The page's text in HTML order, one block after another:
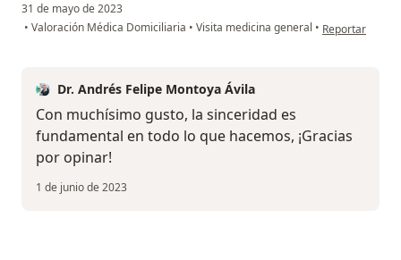
31 de mayo de 2023
• Valoración Médica Domiciliaria • Visita medicina general • en opinión del
Reportar
Dr. Andrés Felipe Montoya Ávila
Con muchísimo gusto, la sinceridad es
fundamental en todo lo que hacemos, ¡Gracias
por opinar!
1 de junio de 2023